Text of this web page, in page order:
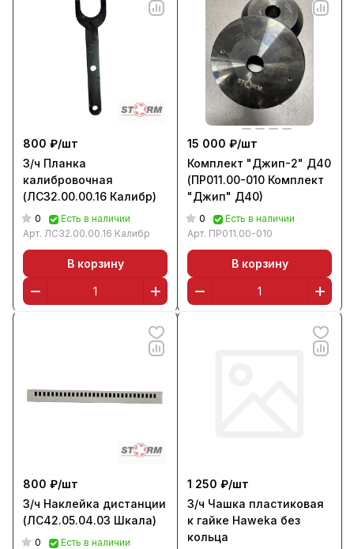
800 ₽/шт
З/ч Планка
калибровочная
(ЛС32.00.00.16 Калибр)
0
Есть в наличии
Арт. ЛС32.00.00.16 Калибр
В корзину
15 000 ₽/шт
Комплект "Джип-2" Д40
(ПР011.00-010 Комплект
"Джип" Д40)
0
Есть в наличии
Арт. ПР011.00-010
В корзину
800 ₽/шт
З/ч Наклейка дистанции
(ЛС42.05.04.03 Шкала)
0
Есть в наличии
1 250 ₽/шт
З/ч Чашка пластиковая
к гайке Haweka без
кольца